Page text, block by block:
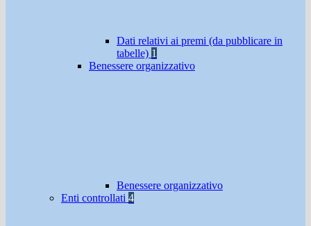
Dati relativi ai premi (da pubblicare in
tabelle) 1
Benessere organizzativo
Benessere organizzativo
Enti controllati 4